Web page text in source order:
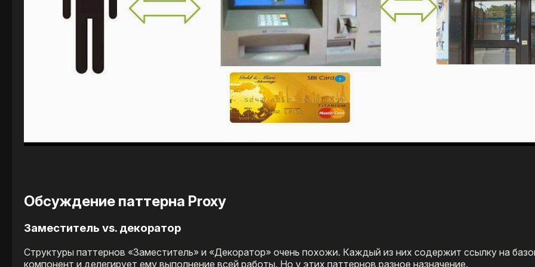
Обсуждение паттерна Proxy
Заместитель vs. декоратор
Структуры паттернов «Заместитель» и «Декоратор» очень похожи. Каждый из них содержит ссылку на
компонент и делегирует ему выполнение всей работы. Но у этих паттернов разное назначение.​